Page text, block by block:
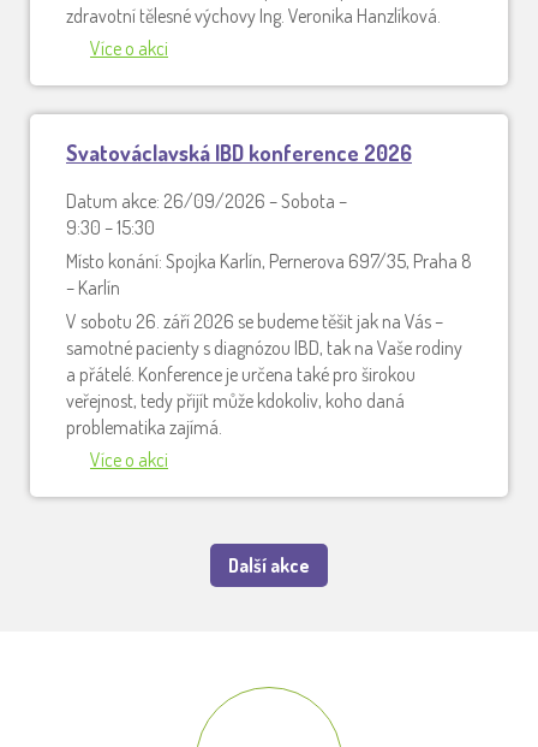
zdravotní tělesné výchovy Ing. Veronika Hanzlíková.
Více o akci
Svatováclavská IBD konference 2026
Datum akce: 26/09/2026 – Sobota –
9:30 – 15:30
Místo konání: Spojka Karlín, Pernerova 697/35, Praha 8
– Karlín
V sobotu 26. září 2026 se budeme těšit jak na Vás –
samotné pacienty s diagnózou IBD, tak na Vaše rodiny
a přátelé. Konference je určena také pro širokou
veřejnost, tedy přijít může kdokoliv, koho daná
problematika zajímá.
Více o akci
Další akce